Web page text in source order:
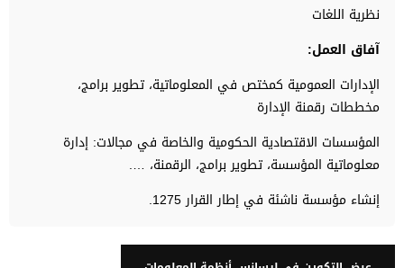
نظرية اللغات
آفاق العمل:
الإدارات العمومية كمختص في المعلوماتية، تطوير برامج،
مخططات رقمنة الإدارة
المؤسسات الاقتصادية الحكومية والخاصة في مجالات: إدارة
معلوماتية المؤسسة، تطوير برامج، الرقمنة، ….
إنشاء مؤسسة ناشئة في إطار القرار 1275.